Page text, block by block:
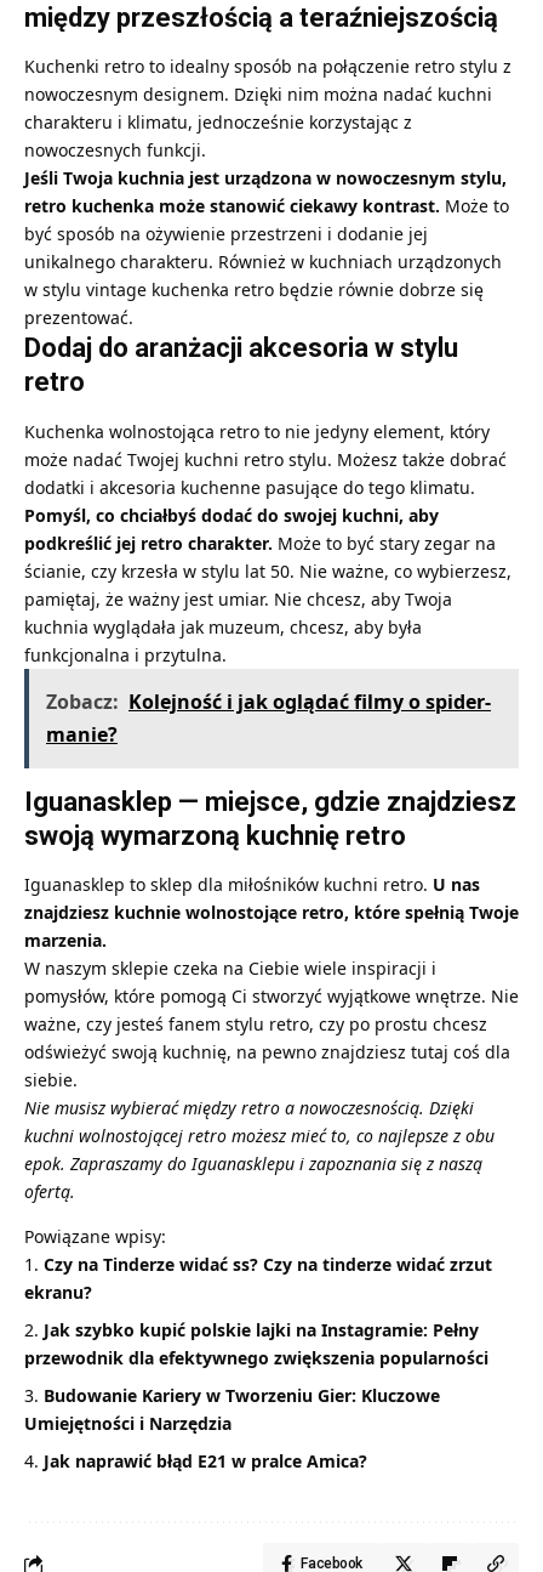
między przeszłością a teraźniejszością
Kuchenki retro to idealny sposób na połączenie retro stylu z
nowoczesnym designem. Dzięki nim można nadać kuchni
charakteru i klimatu, jednocześnie korzystając z
nowoczesnych funkcji.
Jeśli Twoja kuchnia jest urządzona w nowoczesnym stylu,
retro kuchenka może stanowić ciekawy kontrast. Może to
być sposób na ożywienie przestrzeni i dodanie jej
unikalnego charakteru. Również w kuchniach urządzonych
w stylu vintage kuchenka retro będzie równie dobrze się
prezentować.
Dodaj do aranżacji akcesoria w stylu
retro
Kuchenka wolnostojąca retro to nie jedyny element, który
może nadać Twojej kuchni retro stylu. Możesz także dobrać
dodatki i akcesoria kuchenne pasujące do tego klimatu.
Pomyśl, co chciałbyś dodać do swojej kuchni, aby
podkreślić jej retro charakter. Może to być stary zegar na
ścianie, czy krzesła w stylu lat 50. Nie ważne, co wybierzesz,
pamiętaj, że ważny jest umiar. Nie chcesz, aby Twoja
kuchnia wyglądała jak muzeum, chcesz, aby była
funkcjonalna i przytulna.
Zobacz: Kolejność i jak oglądać filmy o spider-
manie?
Iguanasklep — miejsce, gdzie znajdziesz
swoją wymarzoną kuchnię retro
Iguanasklep to sklep dla miłośników kuchni retro. U nas
znajdziesz kuchnie wolnostojące retro, które spełnią Twoje
marzenia.
W naszym sklepie czeka na Ciebie wiele inspiracji i
pomysłów, które pomogą Ci stworzyć wyjątkowe wnętrze. Nie
ważne, czy jesteś fanem stylu retro, czy po prostu chcesz
odświeżyć swoją kuchnię, na pewno znajdziesz tutaj coś dla
siebie.
Nie musisz wybierać między retro a nowoczesnością. Dzięki
kuchni wolnostojącej retro możesz mieć to, co najlepsze z obu
epok. Zapraszamy do Iguanasklepu i zapoznania się z naszą
ofertą.
Powiązane wpisy:
Czy na Tinderze widać ss? Czy na tinderze widać zrzut
ekranu?
Jak szybko kupić polskie lajki na Instagramie: Pełny
przewodnik dla efektywnego zwiększenia popularności
Budowanie Kariery w Tworzeniu Gier: Kluczowe
Umiejętności i Narzędzia
Jak naprawić błąd E21 w pralce Amica?
Facebook